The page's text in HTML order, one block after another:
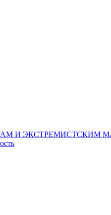
И ЭКСТРЕМИСТСКИМ